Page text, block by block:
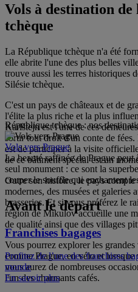
Vols à destination
tchèque
La République tchèque n'a été
elle abrite l'une des plus belles
trouve aussi les terres historiques
Silésie tchèque.
C'est un pays de châteaux et de
l'élite la plus riche et la plus
Karlštejn est l'une de ces
sortir tout droit d'un conte de
est de participer à la visite
de ce bâtiment spécial est un
Outre son histoire, le pays
modernes, des musées et galeries
brasseries. Et si vous préférez le
région de Mikulov accueille une
de qualité ainsi que des villages
Vous pourrez explorer les
comme Prague, en vélo et lorsque
vous aurez de nombreuses
l'un des charmants cafés.
République tchèque : nos
Vols vers Prague
La beauté raffinée de Prague peut
seul monument : ce sont la
couper le souffle qui enchantent
Avant le départ
Franchises bagages
Profitez de l’une des franchises
monde
En savoir plus